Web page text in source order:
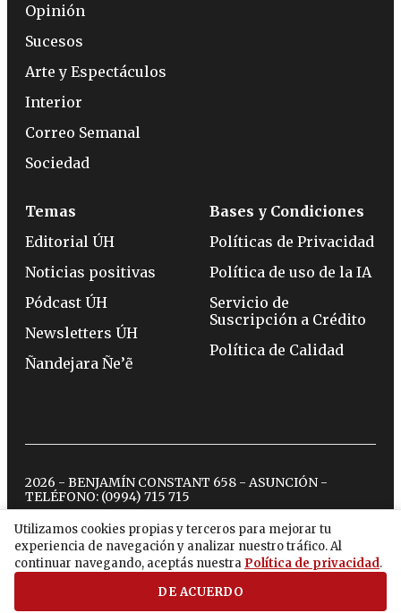
Utilizamos cookies propias y terceros para mejorar tu
experiencia de navegación y analizar nuestro tráfico. Al
continuar navegando, aceptás nuestra Política de privacidad.
DE ACUERDO
Opinión
Sucesos
Arte y Espectáculos
Interior
Correo Semanal
Sociedad
Temas
Editorial ÚH
Noticias positivas
Pódcast ÚH
Newsletters ÚH
Ñandejara Ñe’ẽ
Bases y Condiciones
Políticas de Privacidad
Política de uso de la IA
Servicio de
Suscripción a Crédito
Política de Calidad
2026 - BENJAMÍN CONSTANT 658 - ASUNCIÓN -
TELÉFONO: (0994) 715 715
twitterinstagram
facebook
tiktokyoutubespotify